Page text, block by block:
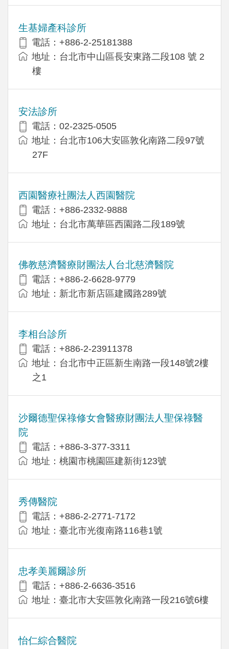
生基婦產科診所
電話：+886-2-25181388
地址：台北市中山區長安東路二段108 號 2
樓
安法診所
電話：02-2325-0505
地址：台北市106大安區敦化南路二段97號
27F
西園醫療社團法人西園醫院
電話：+886-2332-9888
地址：台北市萬華區西園路二段189號
佛教慈濟醫療財團法人台北慈濟醫院
電話：+886-2-6628-9779
地址：新北市新店區建國路289號
李相台診所
電話：+886-2-23911378
地址：台北市中正區新生南路一段148號2樓
之1
沙爾德聖保祿修女會醫療財團法人聖保祿醫
院
電話：+886-3-377-3311
地址：桃園市桃園區建新街123號
秀傳醫院
電話：+886-2-2771-7172
地址：臺北市光復南路116巷1號
忠孝美麗爾診所
電話：+886-2-6636-3516
地址：臺北市大安區敦化南路一段216號6樓
怡仁綜合醫院